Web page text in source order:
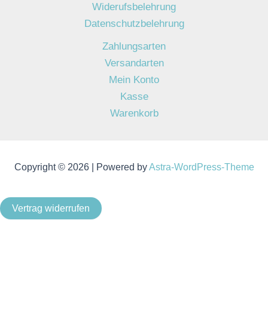
Widerufsbelehrung
Datenschutzbelehrung
Zahlungsarten
Versandarten
Mein Konto
Kasse
Warenkorb
Copyright © 2026 | Powered byAstra-WordPress-Theme
Vertrag widerrufen